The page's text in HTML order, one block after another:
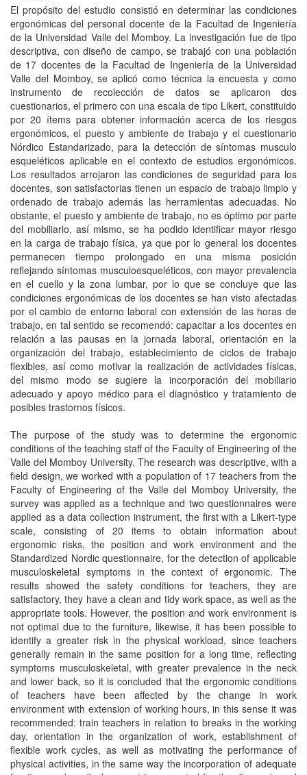
El propósito del estudio consistió en determinar las condiciones
ergonómicas del personal docente de la Facultad de Ingeniería
de la Universidad Valle del Momboy. La investigación fue de tipo
descriptiva, con diseño de campo, se trabajó con una población
de 17 docentes de la Facultad de Ingeniería de la Universidad
Valle del Momboy, se aplicó como técnica la encuesta y como
instrumento de recolección de datos se aplicaron dos
cuestionarios, el primero con una escala de tipo Likert, constituido
por 20 ítems para obtener información acerca de los riesgos
ergonómicos, el puesto y ambiente de trabajo y el cuestionario
Nórdico Estandarizado, para la detección de síntomas musculo
esqueléticos aplicable en el contexto de estudios ergonómicos.
Los resultados arrojaron las condiciones de seguridad para los
docentes, son satisfactorias tienen un espacio de trabajo limpio y
ordenado de trabajo además las herramientas adecuadas. No
obstante, el puesto y ambiente de trabajo, no es óptimo por parte
del mobiliario, así mismo, se ha podido identificar mayor riesgo
en la carga de trabajo física, ya que por lo general los docentes
permanecen tiempo prolongado en una misma posición
reflejando síntomas musculoesqueléticos, con mayor prevalencia
en el cuello y la zona lumbar, por lo que se concluye que las
condiciones ergonómicas de los docentes se han visto afectadas
por el cambio de entorno laboral con extensión de las horas de
trabajo, en tal sentido se recomendó: capacitar a los docentes en
relación a las pausas en la jornada laboral, orientación en la
organización del trabajo, establecimiento de ciclos de trabajo
flexibles, así como motivar la realización de actividades físicas,
del mismo modo se sugiere la incorporación del mobiliario
adecuado y apoyo médico para el diagnóstico y tratamiento de
posibles trastornos físicos.
The purpose of the study was to determine the ergonomic
conditions of the teaching staff of the Faculty of Engineering of the
Valle del Momboy University. The research was descriptive, with a
field design, we worked with a population of 17 teachers from the
Faculty of Engineering of the Valle del Momboy University, the
survey was applied as a technique and two questionnaires were
applied as a data collection instrument, the first with a Likert-type
scale, consisting of 20 items to obtain information about
ergonomic risks, the position and work environment and the
Standardized Nordic questionnaire, for the detection of applicable
musculoskeletal symptoms in the context of ergonomic. The
results showed the safety conditions for teachers, they are
satisfactory, they have a clean and tidy work space, as well as the
appropriate tools. However, the position and work environment is
not optimal due to the furniture, likewise, it has been possible to
identify a greater risk in the physical workload, since teachers
generally remain in the same position for a long time, reflecting
symptoms musculoskeletal, with greater prevalence in the neck
and lower back, so it is concluded that the ergonomic conditions
of teachers have been affected by the change in work
environment with extension of working hours, in this sense it was
recommended: train teachers in relation to breaks in the working
day, orientation in the organization of work, establishment of
flexible work cycles, as well as motivating the performance of
physical activities, in the same way the incorporation of adequate